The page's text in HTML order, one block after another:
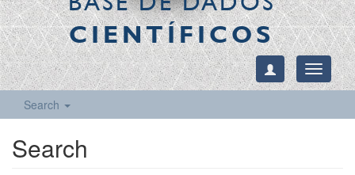
CIENTÍFICOS
Toggle
Search
Search